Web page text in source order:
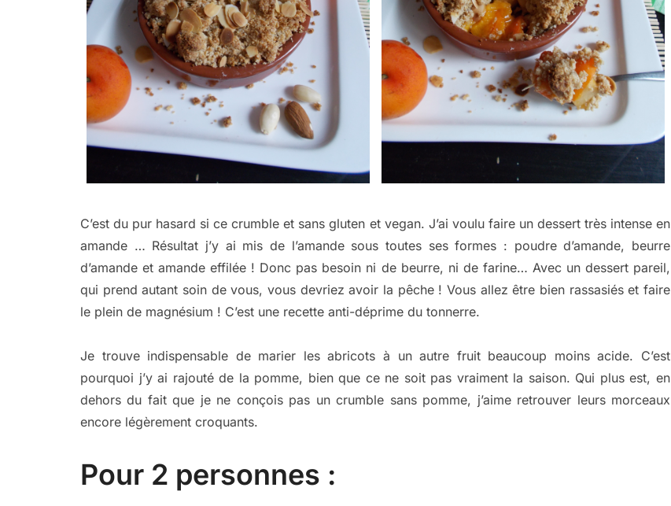
C’est du pur hasard si ce crumble et sans gluten et vegan. J’ai voulu faire un dessert très intense en
amande … Résultat j’y ai mis de l’amande sous toutes ses formes : poudre d’amande, beurre
d’amande et amande effilée ! Donc pas besoin ni de beurre, ni de farine… Avec un dessert pareil,
qui prend autant soin de vous, vous devriez avoir la pêche ! Vous allez être bien rassasiés et faire
le plein de magnésium ! C’est une recette anti-déprime du tonnerre.
Je trouve indispensable de marier les abricots à un autre fruit beaucoup moins acide. C’est
pourquoi j’y ai rajouté de la pomme, bien que ce ne soit pas vraiment la saison. Qui plus est, en
dehors du fait que je ne conçois pas un crumble sans pomme, j’aime retrouver leurs morceaux
encore légèrement croquants.
Pour 2 personnes :